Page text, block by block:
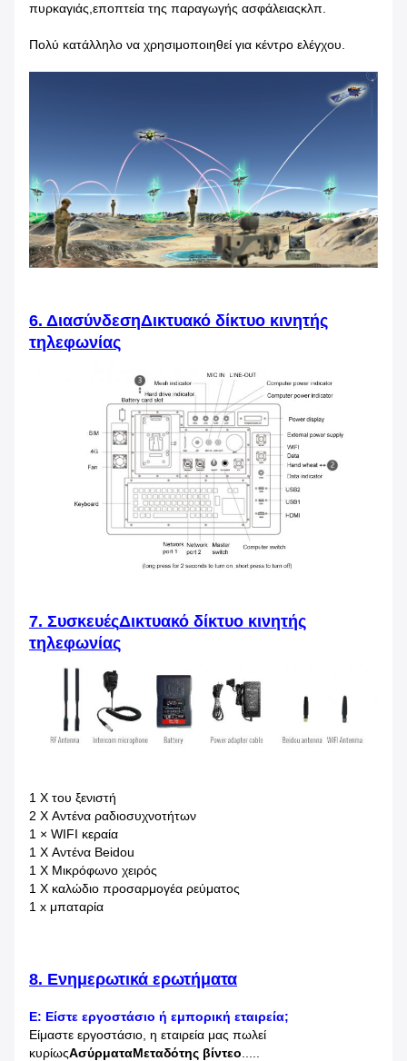
πυρκαγιάς,εποπτεία της παραγωγής ασφάλειαςκλπ.
Πολύ κατάλληλο να χρησιμοποιηθεί για κέντρο ελέγχου.
6. ΔιασύνδεσηΔικτυακό δίκτυο κινητής
τηλεφωνίας
7. ΣυσκευέςΔικτυακό δίκτυο κινητής
τηλεφωνίας
1 X του ξενιστή
2 X Αντένα ραδιοσυχνοτήτων
1 × WIFI κεραία
1 X Αντένα Beidou
1 X Μικρόφωνο χειρός
1 X καλώδιο προσαρμογέα ρεύματος
1 x μπαταρία
8. Ενημερωτικά ερωτήματα
Ε: Είστε εργοστάσιο ή εμπορική εταιρεία;
Είμαστε εργοστάσιο, η εταιρεία μας πωλεί
κυρίωςΑσύρματαΜεταδότης βίντεο